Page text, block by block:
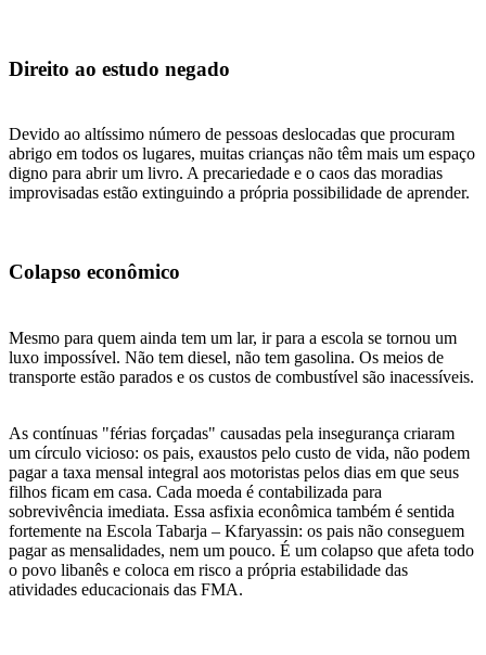
Direito ao estudo negado
Devido ao altíssimo número de pessoas deslocadas que procuram
abrigo em todos os lugares, muitas crianças não têm mais um espaço
digno para abrir um livro. A precariedade e o caos das moradias
improvisadas estão extinguindo a própria possibilidade de aprender.
Colapso econômico
Mesmo para quem ainda tem um lar, ir para a escola se tornou um
luxo impossível. Não tem diesel, não tem gasolina. Os meios de
transporte estão parados e os custos de combustível são inacessíveis.
As contínuas "férias forçadas" causadas pela insegurança criaram
um círculo vicioso: os pais, exaustos pelo custo de vida, não podem
pagar a taxa mensal integral aos motoristas pelos dias em que seus
filhos ficam em casa. Cada moeda é contabilizada para
sobrevivência imediata. Essa asfixia econômica também é sentida
fortemente na Escola Tabarja – Kfaryassin: os pais não conseguem
pagar as mensalidades, nem um pouco. É um colapso que afeta todo
o povo libanês e coloca em risco a própria estabilidade das
atividades educacionais das FMA.